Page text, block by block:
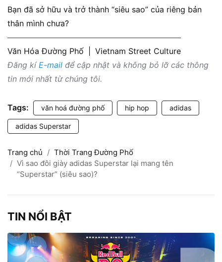
Bạn đã sở hữu và trở thành “siêu sao” của riêng bản
thân mình chưa?
Văn Hóa Đường Phố
Vietnam Street Culture
Đăng kí E-mail để cập nhật và không bỏ lỡ các thông
tin mới nhất từ chúng tôi.
Tags: văn hoá đường phố hip hop adidas
adidas Superstar
Trang chủ
Thời Trang Đường Phố
Vì sao đôi giày adidas Superstar lại mang tên
“Superstar” (siêu sao)?
TIN NỔI BẬT